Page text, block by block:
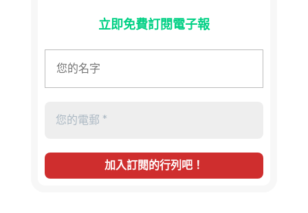
立即免費訂閱電子報